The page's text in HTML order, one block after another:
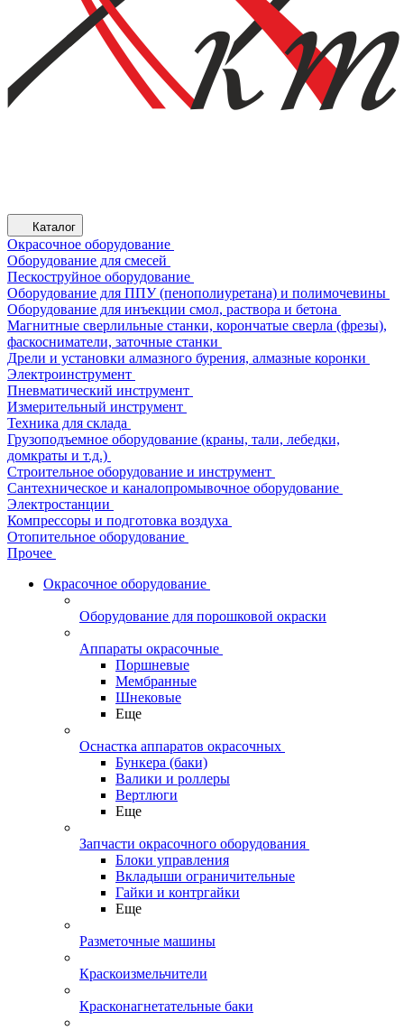
Каталог
Окрасочное оборудование
Оборудование для смесей
Пескоструйное оборудование
Оборудование для ППУ (пенополиуретана) и полимочевины
Оборудование для инъекции смол, раствора и бетона
Магнитные сверлильные станки, корончатые сверла (фрезы),
фаскосниматели, заточные станки
Дрели и установки алмазного бурения, алмазные коронки
Электроинструмент
Пневматический инструмент
Измерительный инструмент
Техника для склада
Грузоподъемное оборудование (краны, тали, лебедки,
домкраты и т.д.)
Строительное оборудование и инструмент
Сантехническое и каналопромывочное оборудование
Электростанции
Компрессоры и подготовка воздуха
Отопительное оборудование
Прочее
Окрасочное оборудование
Оборудование для порошковой окраски
Аппараты окрасочные
Поршневые
Мембранные
Шнековые
Еще
Оснастка аппаратов окрасочных
Бункера (баки)
Валики и роллеры
Вертлюги
Еще
Запчасти окрасочного оборудования
Блоки управления
Вкладыши ограничительные
Гайки и контргайки
Еще
Разметочные машины
Краскоизмельчители
Красконагнетательные баки